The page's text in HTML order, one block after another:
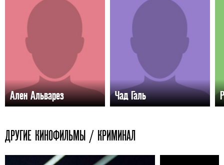
Ален Альварез Чад Галь
ДРУГИЕ КИНОФИЛЬМЫ / КРИМИНАЛ